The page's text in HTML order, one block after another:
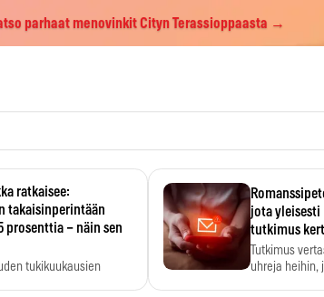
parhaat menovinkit Cityn Terassioppaasta →
ratkaisee:
takaisinperintään
prosenttia – näin sen
tukikuukausien
jota
tutkimus
Tutkimus
uhreja